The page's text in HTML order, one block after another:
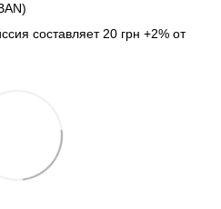
составляет 20 грн +2% от